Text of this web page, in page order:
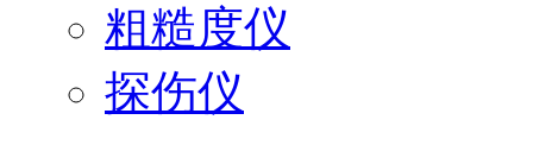
粗糙度仪
探伤仪